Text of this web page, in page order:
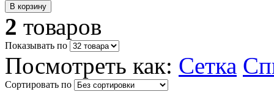
2 товаров
Показывать по
Посмотреть как: Сетка
Сортировать по